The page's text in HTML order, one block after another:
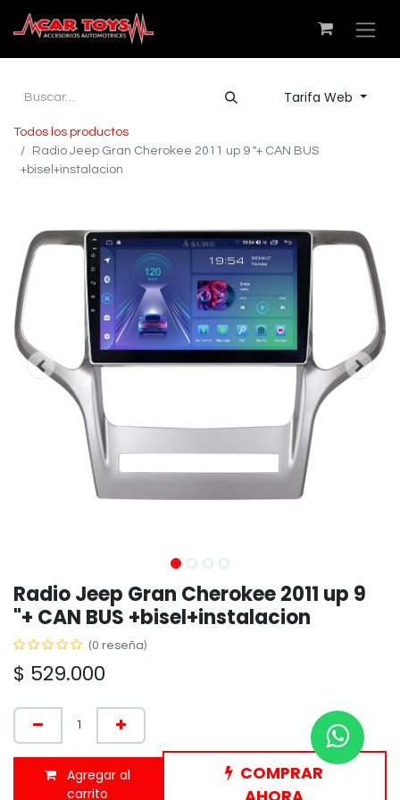
Tarifa Web
Todos los productos
Radio Jeep Gran Cherokee 2011 up 9 "+ CAN BUS
+bisel+instalacion
Radio Jeep Gran Cherokee 2011 up 9
"+ CAN BUS +bisel+instalacion
(0 reseña)
$ 529.000
Agregar al
carrito
COMPRAR